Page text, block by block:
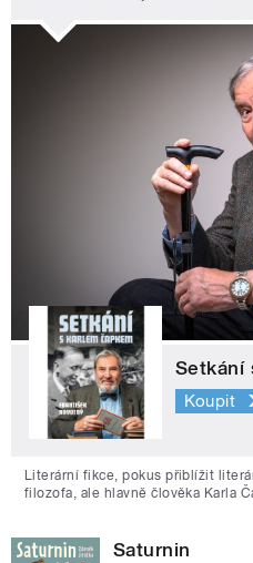
Setkání
Koupit
Literární fikce, pokus přiblížit
filozofa, ale hlavně člověka Karla
Saturnin